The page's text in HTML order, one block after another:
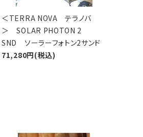
＜TERRA NOVA テラノバ
＞ SOLAR PHOTON 2
SND ソーラーフォトン2サンド
71,280円(税込)